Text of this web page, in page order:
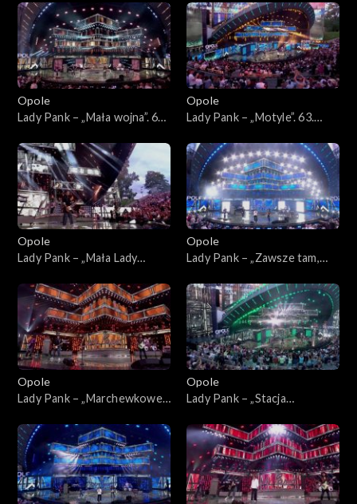
45-lecia zespołu Lady Pank zespołu Lady Pank
Opole
Lady Pank – „Mała wojna”. 63.
zespołu Lady Pank
Opole
Lady Pank – „Motyle”. 63.
zespołu Lady Pank
Opole
Lady Pank – „Mała Lady
45-lecia zespołu Lady Pank
Opole
Lady Pank – „Zawsze tam,
Jubileusz 45-lecia zespołu
Lady Pank
Opole
Lady Pank – „Marchewkowe
lecia zespołu Lady Pank
Opole
Lady Pank – „Stacja
Jubileusz 45-lecia zespołu
Lady Pank